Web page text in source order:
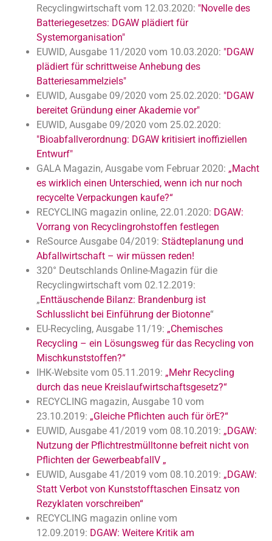
Recyclingwirtschaft vom 12.03.2020: "Novelle des
Batteriegesetzes: DGAW plädiert für
Systemorganisation"
EUWID, Ausgabe 11/2020 vom 10.03.2020: "DGAW
plädiert für schrittweise Anhebung des
Batteriesammelziels"
EUWID, Ausgabe 09/2020 vom 25.02.2020: "DGAW
bereitet Gründung einer Akademie vor"
EUWID, Ausgabe 09/2020 vom 25.02.2020:
"Bioabfallverordnung: DGAW kritisiert inoffiziellen
Entwurf"
GALA Magazin, Ausgabe vom Februar 2020: „Macht
es wirklich einen Unterschied, wenn ich nur noch
recycelte Verpackungen kaufe?“
RECYCLING magazin online, 22.01.2020: DGAW:
Vorrang von Recyclingrohstoffen festlegen
ReSource Ausgabe 04/2019: Städteplanung und
Abfallwirtschaft – wir müssen reden!
320° Deutschlands Online-Magazin für die
Recyclingwirtschaft vom 02.12.2019:
„Enttäuschende Bilanz: Brandenburg ist
Schlusslicht bei Einführung der Biotonne“
EU-Recycling, Ausgabe 11/19: „Chemisches
Recycling – ein Lösungsweg für das Recycling von
Mischkunststoffen?“
IHK-Website vom 05.11.2019: „Mehr Recycling
durch das neue Kreislaufwirtschaftsgesetz?“
RECYCLING magazin, Ausgabe 10 vom
23.10.2019: „Gleiche Pflichten auch für örE?“
EUWID, Ausgabe 41/2019 vom 08.10.2019: „DGAW:
Nutzung der Pflichtrestmülltonne befreit nicht von
Pflichten der GewerbeabfallV „
EUWID, Ausgabe 41/2019 vom 08.10.2019: „DGAW:
Statt Verbot von Kunststofftaschen Einsatz von
Rezyklaten vorschreiben“
RECYCLING magazin online vom
12.09.2019: DGAW: Weitere Kritik am